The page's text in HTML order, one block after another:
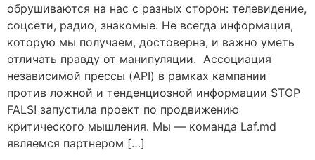
обрушиваются на нас с разных сторон: телевидение,
соцсети, радио, знакомые. Не всегда информация,
которую мы получаем, достоверна, и важно уметь
отличать правду от манипуляции. Ассоциация
независимой прессы (API) в рамках кампании
против ложной и тенденциозной информации STOP
FALS! запустила проект по продвижению
критического мышления. Мы — команда Laf.md
являемся партнером […]